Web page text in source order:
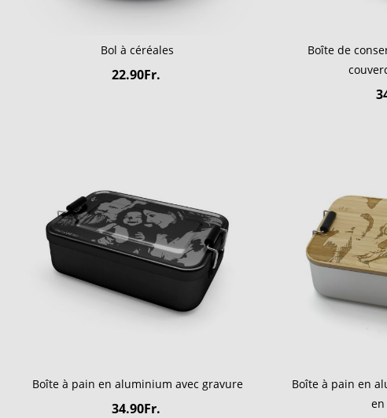
Bol à céréales
22.90Fr.
Boîte de
Boîte à pain en aluminium avec gravure
34.90Fr.
Boîte à pain en